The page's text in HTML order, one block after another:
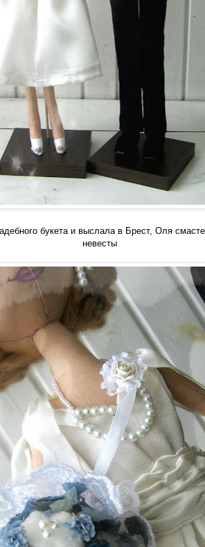
букета и выслала в Брест, Оля
невесты